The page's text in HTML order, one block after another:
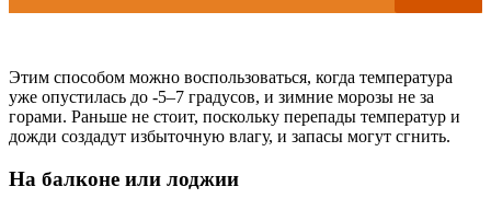
Этим способом можно воспользоваться, когда температура
уже опустилась до -5–7 градусов, и зимние морозы не за
горами. Раньше не стоит, поскольку перепады температур и
дожди создадут избыточную влагу, и запасы могут сгнить.
На балконе или лоджии